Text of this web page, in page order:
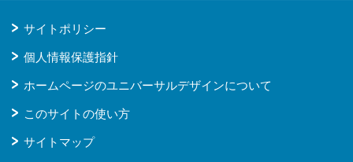
サイトポリシー
個人情報保護指針
ホームページのユニバーサルデザインについて
このサイトの使い方
サイトマップ